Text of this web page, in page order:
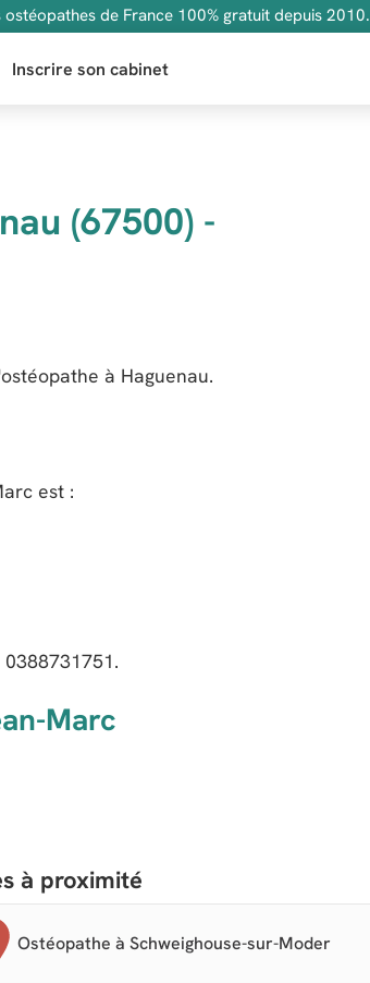
ostéopathes de France 100% gratuit depuis 2010.
Inscrire son cabinet
(67500) -
à Haguenau.
est :
0388731751.
Marc
à proximité
Ostéopathe à Schweighouse-sur-Moder